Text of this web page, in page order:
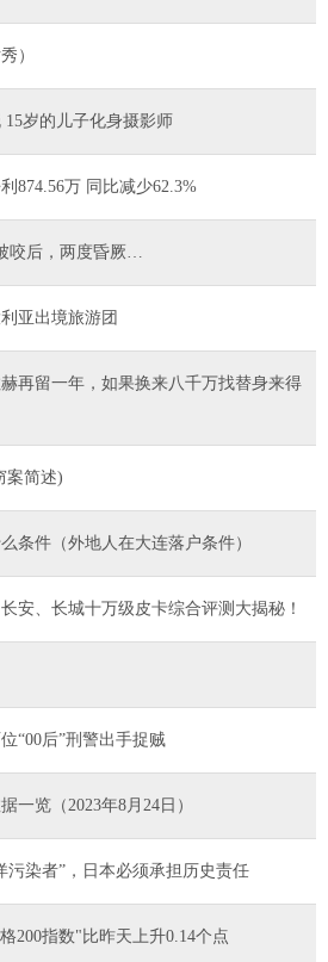
）
岁的儿子化身摄影师
874.56万 同比减少62.3%
咬后，两度昏厥…
亚出境旅游团
再留一年，如果换来八千万找替身来得
案简述)
条件（外地人在大连落户条件）
安、长城十万级皮卡综合评测大揭秘！
“00后”刑警出手捉贼
一览（2023年8月24日）
污染者”，日本必须承担历史责任
200指数"比昨天上升0.14个点